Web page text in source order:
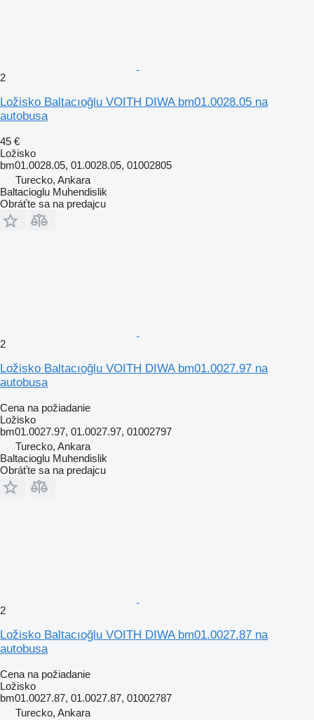
2
Ložisko Baltacıoğlu VOITH DIWA bm01.0028.05 na
autobusa
45 €
Ložisko
bm01.0028.05, 01.0028.05, 01002805
Turecko, Ankara
Baltacioglu Muhendislik
Obráťte sa na predajcu
2
Ložisko Baltacıoğlu VOITH DIWA bm01.0027.97 na
autobusa
Cena na požiadanie
Ložisko
bm01.0027.97, 01.0027.97, 01002797
Turecko, Ankara
Baltacioglu Muhendislik
Obráťte sa na predajcu
2
Ložisko Baltacıoğlu VOITH DIWA bm01.0027.87 na
autobusa
Cena na požiadanie
Ložisko
bm01.0027.87, 01.0027.87, 01002787
Turecko, Ankara